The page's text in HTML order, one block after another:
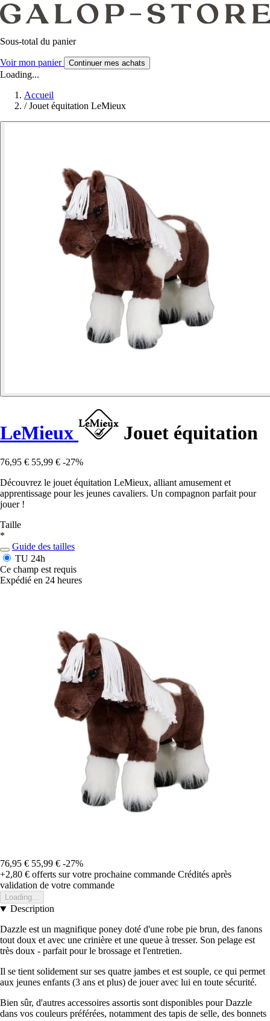
Sous-total du panier
Voir mon panier Continuer mes achats
Loading...
Accueil
/ Jouet équitation LeMieux
LeMieux Jouet équitation
76,95 € 55,99 € -27%
Découvrez le jouet équitation LeMieux, alliant amusement et
apprentissage pour les jeunes cavaliers. Un compagnon parfait pour
jouer !
Taille
*
Guide des tailles
TU 24h
Ce champ est requis
Expédié en 24 heures
76,95 € 55,99 € -27%
+2,80 € offerts sur votre prochaine commande Crédités après
validation de votre commande
Loading...
Description
Dazzle est un magnifique poney doté d'une robe pie brun, des fanons
tout doux et avec une crinière et une queue à tresser. Son pelage est
très doux - parfait pour le brossage et l'entretien.
Il se tient solidement sur ses quatre jambes et est souple, ce qui permet
aux jeunes enfants (3 ans et plus) de jouer avec lui en toute sécurité.
Bien sûr, d'autres accessoires assortis sont disponibles pour Dazzle
dans vos couleurs préférées, notamment des tapis de selle, des bonnets